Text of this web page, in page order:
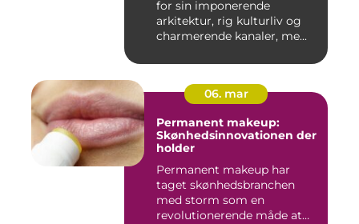
for sin imponerende
arkitektur, rig kulturliv og
charmerende kanaler, me...
06. mar
Permanent makeup:
Skønhedsinnovationen der
holder
Permanent makeup har
taget skønhedsbranchen
med storm som en
revolutionerende måde at